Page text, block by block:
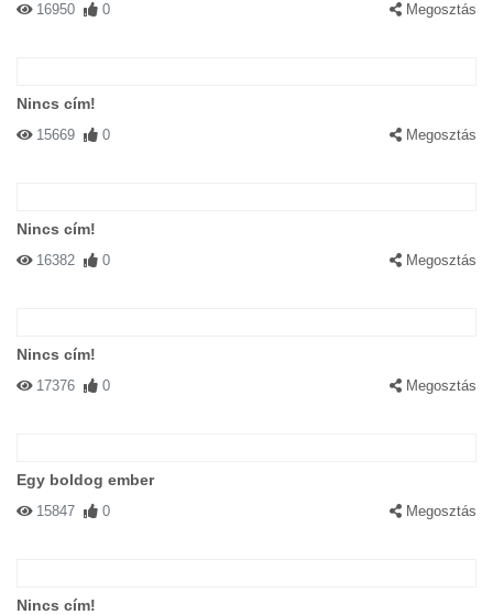
16950 0 Megosztás
Nincs cím!
15669 0 Megosztás
Nincs cím!
16382 0 Megosztás
Nincs cím!
17376 0 Megosztás
Egy boldog ember
15847 0 Megosztás
Nincs cím!